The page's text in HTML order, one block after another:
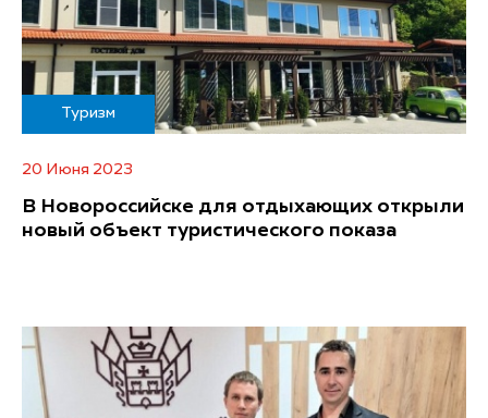
Туризм
20 Июня 2023
В Новороссийске для отдыхающих открыли
новый объект туристического показа